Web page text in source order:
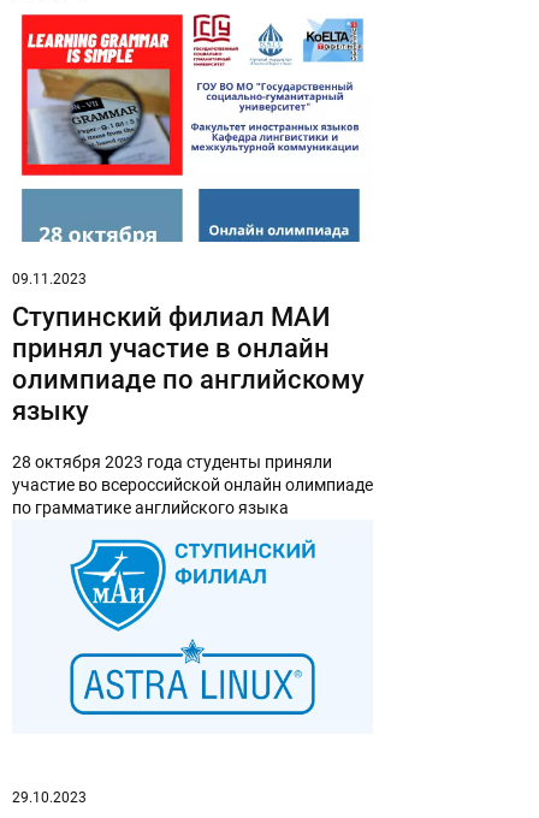
09.11.2023
Ступинский филиал МАИ
принял участие в онлайн
олимпиаде по английскому
языку
28 октября 2023 года студенты приняли
участие во всероссийской онлайн олимпиаде
по грамматике английского языка
29.10.2023